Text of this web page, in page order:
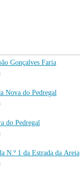
Gonçalves Faria
Nova do Pedregal
do Pedregal
N.º 1 da Estrada da Areia